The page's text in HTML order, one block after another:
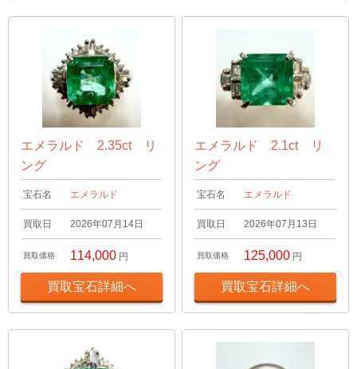
エメラルド 2.35ct リ
ング
宝石名 エメラルド
買取日 2026年07月14日
買取価格 114,000 円
買取宝石詳細へ
エメラルド 2.1ct リ
ング
宝石名 エメラルド
買取日 2026年07月13日
買取価格 125,000 円
買取宝石詳細へ